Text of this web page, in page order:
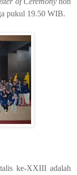
pukul 19.50 WIB.
ke-XXIII adalah